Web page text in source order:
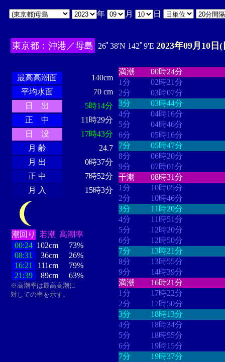
年 月 日
東京都：沖港／母島 26ﾟ38'N 142ﾟ9'E 2023年09月10日(
最高高潮面
140cm
平均水面
70 cm
日 出
5時14分
正 中
11時29分
日 没
17時43分
月 齢
24.7
月 出
0時37分
正 中
7時52分
月 入
15時3分
潮回り 若潮 高潮率
00:24 102cm
73%
08:31
36cm
26%
16:21
111cm
79%
21:39
89cm 63%
※高潮率は最高高潮に
対しての率を示す。
満潮
00時24分
1分
02時21分
2分
03時07分
3分
03時44分
4分
04時16分
5分
04時46分
6分
05時16分
7分
05時47分
8分
06時20分
9分
07時01分
干潮
08時31分
1分
10時05分
2分
10時46分
3分
11時20分
4分
11時51分
5分
12時20分
6分
12時50分
7分
13時21分
8分
13時55分
9分
14時39分
満潮
16時21分
1分
17時22分
2分
17時50分
3分
18時13分
4分
18時34分
5分
18時55分
6分
19時15分
7分
19時37分